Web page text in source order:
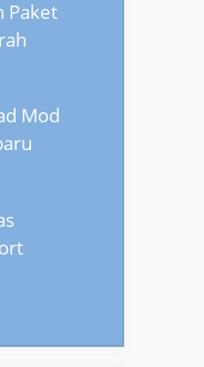
Paket
Mod